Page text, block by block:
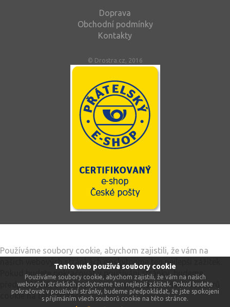
Tento web používá soubory cookie
Používáme soubory cookie, abychom zajistili, že vám na našich
webových stránkách poskytneme ten nejlepší zážitek. Pokud budete
pokračovat v používání stránky, budeme předpokládat, že jste spokojeni
s přijímáním všech souborů cookie na této stránce.
Doprava
Obchodní podmínky
Kontakty
© Drostra.cz, 2016
Používáme soubory cookie, abychom zajistili, že vám na
našich webových stránkách poskytneme ten nejlepší zážitek.
Pokud budete pokračovat v používání stránky, budeme
předpokládat, že jste spokojeni s přijímáním všech souborů
cookie na této stránce.